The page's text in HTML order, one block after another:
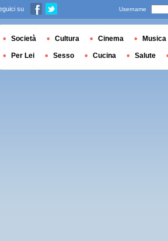
su Username
Società Cultura Cinema Musica
Per Lei Sesso Cucina Salute